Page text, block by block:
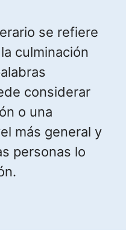
se refiere
culminación
considerar
o una
más general y
personas lo